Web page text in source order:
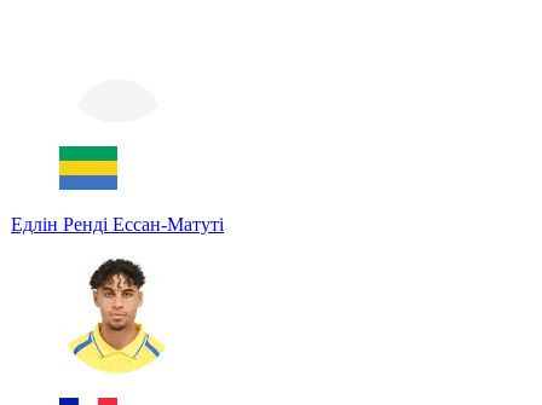
Едлін Ренді Ессан-Матуті